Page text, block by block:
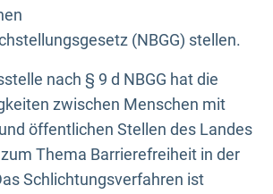
(NBGG) stellen.
nach § 9 d NBGG hat die
zwischen Menschen mit
öffentlichen Stellen des Landes
Thema Barrierefreiheit in der
Schlichtungsverfahren ist